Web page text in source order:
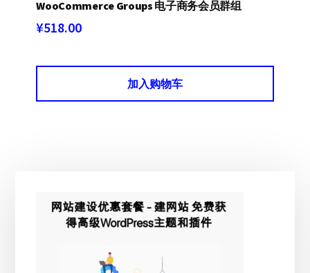
WooCommerce Groups 电子商务会员群组
¥518.00
加入购物车